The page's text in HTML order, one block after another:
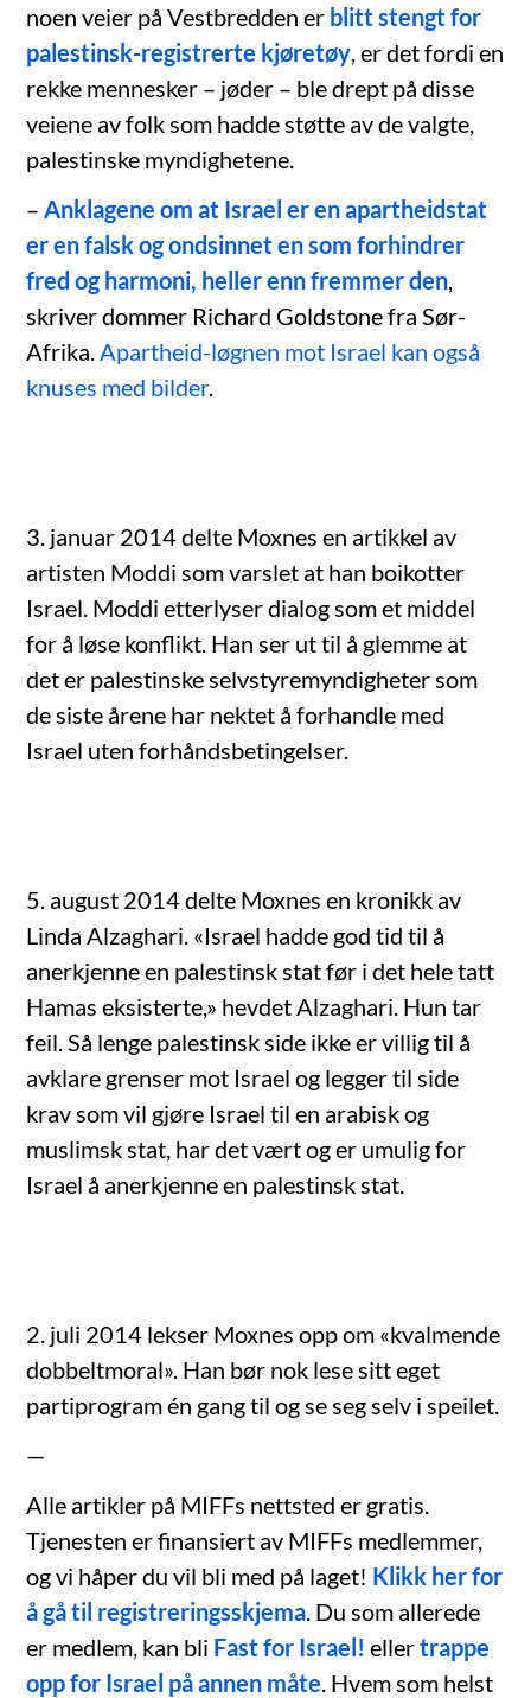
noen veier på Vestbredden er blitt stengt for
palestinsk-registrerte kjøretøy , er det fordi en
rekke mennesker – jøder – ble drept på disse
veiene av folk som hadde støtte av de valgte,
palestinske myndighetene.
– Anklagene om at Israel er en apartheidstat
er en falsk og ondsinnet en som forhindrer
fred og harmoni, heller enn fremmer den
skriver dommer Richard Goldstone fra Sør-
Afrika. Apartheid-løgnen mot Israel kan også
knuses med bilder.
3. januar 2014 delte Moxnes en artikkel av
artisten Moddi som varslet at han boikotter
Israel. Moddi etterlyser dialog som et middel
for å løse konflikt. Han ser ut til å glemme at
det er palestinske selvstyremyndigheter som
de siste årene har nektet å forhandle med
Israel uten forhåndsbetingelser.
5. august 2014 delte Moxnes en kronikk av
Linda Alzaghari. «Israel hadde god tid til å
anerkjenne en palestinsk stat før i det hele tatt
Hamas eksisterte,» hevdet Alzaghari. Hun tar
feil. Så lenge palestinsk side ikke er villig til å
avklare grenser mot Israel og legger til side
krav som vil gjøre Israel til en arabisk og
muslimsk stat, har det vært og er umulig for
Israel å anerkjenne en palestinsk stat.
2. juli 2014 lekser Moxnes opp om «kvalmende
dobbeltmoral». Han bør nok lese sitt eget
partiprogram én gang til og se seg selv i speilet.
—
Alle artikler på MIFFs nettsted er gratis.
Tjenesten er finansiert av MIFFs medlemmer,
og vi håper du vil bli med på laget! Klikk her for
å gå til registreringsskjema . Du som allerede
er medlem, kan bli Fast for Israel! ellertrappe
opp for Israel på annen måte . Hvem som helst